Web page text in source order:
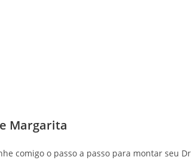
Margarita
comigo o passo a passo para montar seu